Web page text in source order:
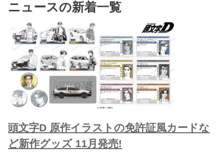
ニュースの新着一覧
頭文字D 原作イラストの免許証風カードな
ど新作グッズ 11月発売!